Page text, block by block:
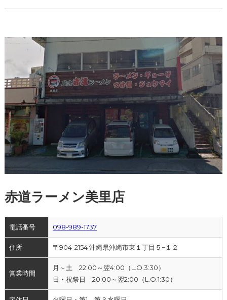
赤道ラーメン美里店
電話番号 098-989-1737
住所 〒904-2154 沖縄県沖縄市東１丁目５−１２
営業時間
月～土 22:00～翌4:00（L.O.3:30）
日・祝祭日 20:00～翌2:00（L.O.1:30）